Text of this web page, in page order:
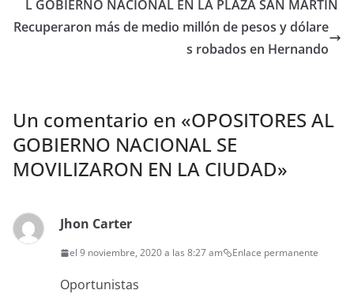
L GOBIERNO NACIONAL EN LA PLAZA SAN MARTÍN
Recuperaron más de medio millón de pesos y dólare
s robados en Hernando
Un comentario en «OPOSITORES AL
GOBIERNO NACIONAL SE
MOVILIZARON EN LA CIUDAD»
Jhon Carter
el 9 noviembre, 2020 a las 8:27 am Enlace permanente
Oportunistas